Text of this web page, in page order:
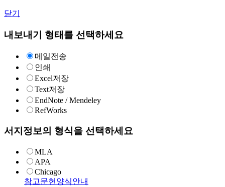
닫기
내보내기 형태를 선택하세요
메일전송
인쇄
Excel저장
Text저장
EndNote / Mendeley
RefWorks
서지정보의 형식을 선택하세요
MLA
APA
Chicago
참고문헌양식안내